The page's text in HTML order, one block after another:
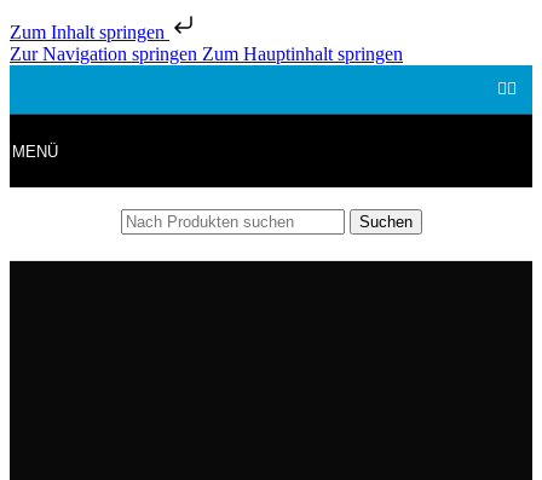
Zum Inhalt springen
Zur Navigation springen Zum Hauptinhalt springen
MENÜ
Suchen